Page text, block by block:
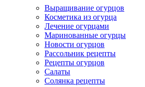
Выращивание огурцов
Косметика из огурца
Лечение огурцами
Маринованные огурцы
Новости огурцов
Рассольник рецепты
Рецепты огурцов
Салаты
Солянка рецепты